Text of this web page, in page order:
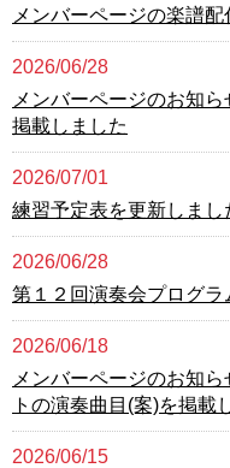
メンバーページの楽譜
2026/06/28
メンバーページのお知
掲載しました
2026/07/01
練習予定表を更新しまし
2026/06/28
第１２回演奏会プログ
2026/06/18
メンバーページのお知
トの演奏曲目(案)を掲載
2026/06/15